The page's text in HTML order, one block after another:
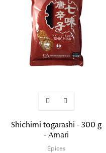
Shichimi togarashi - 300 g
- Amari
Épices